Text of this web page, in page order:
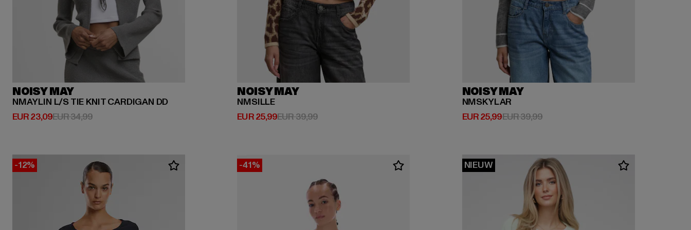
NOISY MAY
NMAYLIN L/S TIE KNIT CARDIGAN DD
EUR 23,09
Huidige prijs: EUR 23,09
EUR 34,99Actieprijs: EUR 34,99
NOISY MAY
NMSILLE
EUR 25,99
Huidige prijs: EUR 25,99
EUR 39,99Actieprijs: EUR 39,99
NOISY MAY
NMSKYLAR
EUR 25,99
Huidige prijs: EUR 25,99
EUR 39,99Actieprijs: EUR 39,99
-12% -41% NIEUW